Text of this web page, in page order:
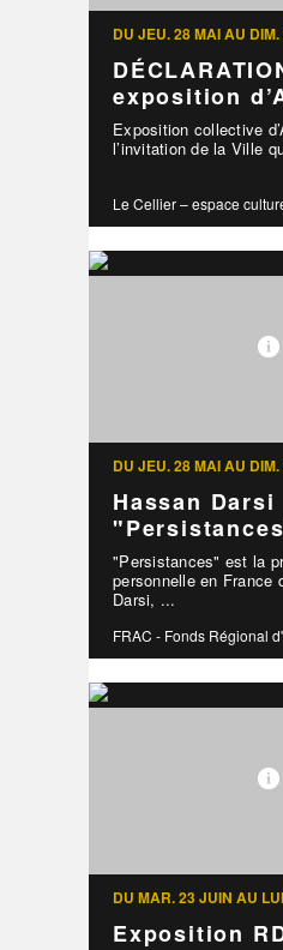
DU JEU. 28 MAI AU
exposition
Exposition collective
l’invitation de la Ville
Le Cellier – espace
DU JEU. 28 MAI AU
Hassan Darsi
"Persistances" est la
personnelle en France
Darsi, ...
FRAC - Fonds Régional
DU MAR. 23 JUIN AU
Exposition